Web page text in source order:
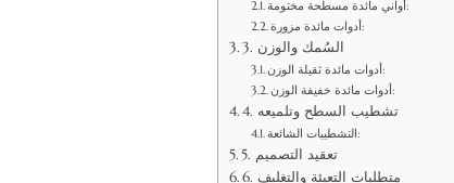
أواني مائدة مسطحة مختومة:
أدوات مائدة مزورة:
3. السُمك والوزن
أدوات مائدة ثقيلة الوزن:
أدوات مائدة خفيفة الوزن:
4. تشطيب السطح وتلميعه
التشطيبات الشائعة:
5. تعقيد التصميم
6. متطلبات التعبئة والتغليف